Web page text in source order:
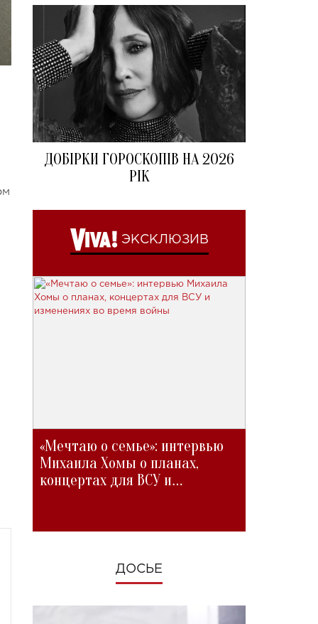
ДОБІРКИ ГОРОСКОПІВ НА 2026
РІК
ЭКСКЛЮЗИВ
«Мечтаю о семье»: интервью
Михаила Хомы о планах,
концертах для ВСУ и
ДОСЬЕ